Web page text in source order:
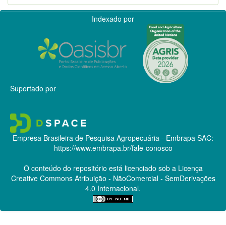
Indexado por
Suportado por
Empresa Brasileira de Pesquisa Agropecuária - Embrapa SAC:
https://www.embrapa.br/fale-conosco
O conteúdo do repositório está licenciado sob a Licença
Creative CommonsAtribuição - NãoComercial - SemDerivações
4.0 Internacional.